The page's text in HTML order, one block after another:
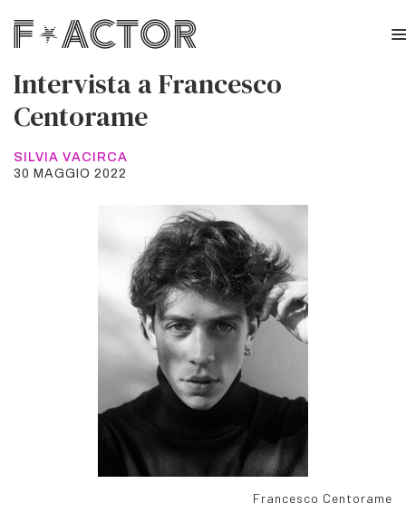
Francesco Centorame
Intervista a Francesco
Centorame
SILVIA VACIRCA
30 MAGGIO 2022